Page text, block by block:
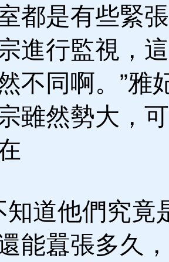
都是有些緊
進行監視，
不同啊。”雅
雖然勢大，
道他們究竟
能囂張多久